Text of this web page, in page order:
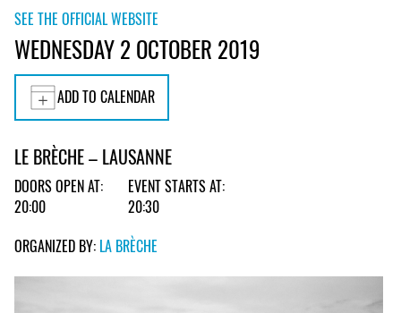
SEE THE OFFICIAL WEBSITE
WEDNESDAY 2 OCTOBER 2019
ADD TO CALENDAR
LE BRÈCHE – LAUSANNE
DOORS OPEN AT:
20:00
EVENT STARTS AT:
20:30
ORGANIZED BY: LA BRÈCHE